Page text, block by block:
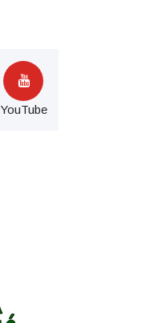
YouTube